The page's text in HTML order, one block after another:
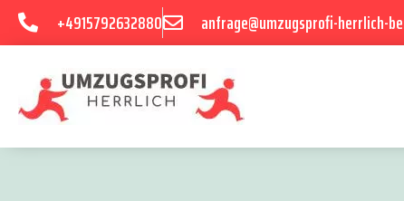
+4915792632880 anfrage@umzugsprofi-herrlich-